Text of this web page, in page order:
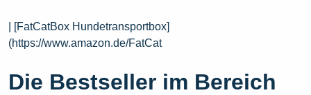
| [FatCatBox Hundetransportbox]
(https://www.amazon.de/FatCat
Die Bestseller im Bereich